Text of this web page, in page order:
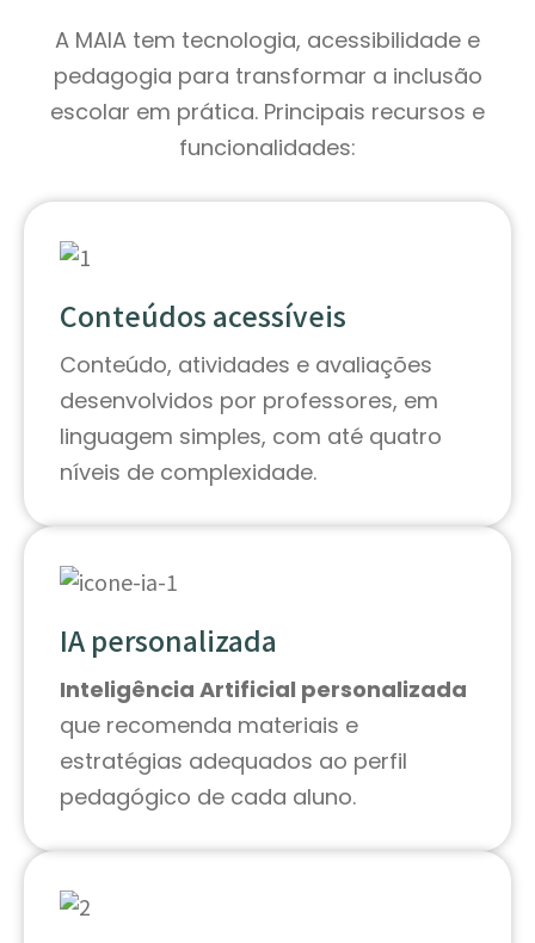
A MAIA tem tecnologia, acessibilidade e
pedagogia para transformar a inclusão
escolar em prática. Principais recursos e
funcionalidades:
Conteúdos acessíveis
Conteúdo, atividades e avaliações
desenvolvidos por professores, em
linguagem simples, com até quatro
níveis de complexidade.
IA personalizada
Inteligência Artificial personalizada
que recomenda materiais e
estratégias adequados ao perfil
pedagógico de cada aluno.